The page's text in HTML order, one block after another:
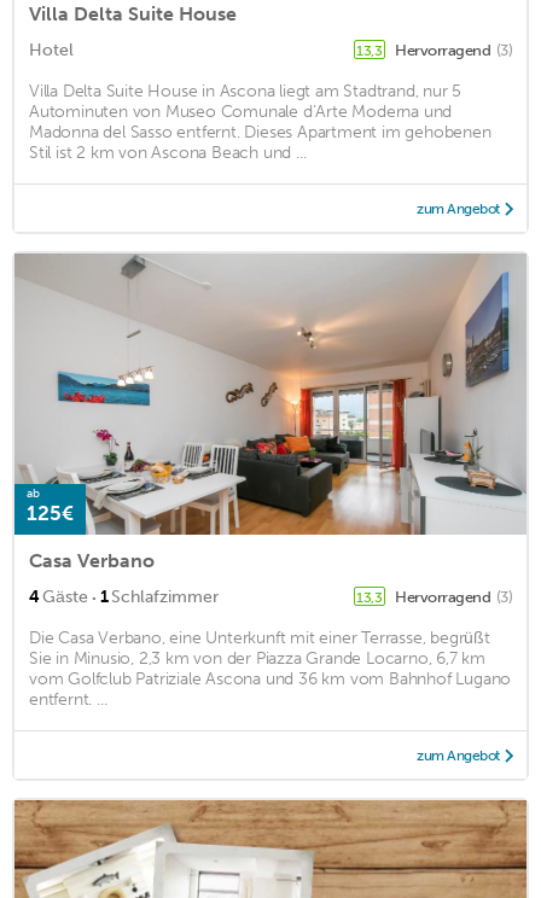
Villa Delta Suite House
Hotel 13,3 Hervorragend (3)
Villa Delta Suite House in Ascona liegt am Stadtrand, nur 5
Autominuten von Museo Comunale d’Arte Moderna und
Madonna del Sasso entfernt. Dieses Apartment im gehobenen
Stil ist 2 km von Ascona Beach und ...
zum Angebot
ab
125€
Casa Verbano
4Gäste · 1Schlafzimmer 13,3 Hervorragend (3)
Die Casa Verbano, eine Unterkunft mit einer Terrasse, begrüßt
Sie in Minusio, 2,3 km von der Piazza Grande Locarno, 6,7 km
vom Golfclub Patriziale Ascona und 36 km vom Bahnhof Lugano
entfernt. ...
zum Angebot